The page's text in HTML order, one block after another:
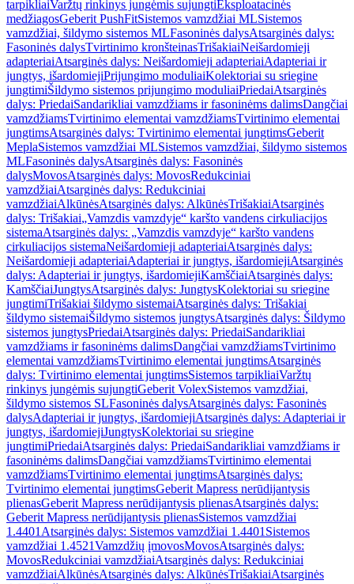
tarpikliaiVaržtų rinkinys jungėmis sujungtiEksploatacinės
medžiagosGeberit PushFitSistemos vamzdžiai MLSistemos
vamzdžiai, šildymo sistemos MLFasoninės dalysAtsarginės dalys:
Fasoninės dalysTvirtinimo kronšteinasTrišakiaiNeišardomieji
adapteriaiAtsarginės dalys: Neišardomieji adapteriaiAdapteriai ir
jungtys, išardomiejiPrijungimo moduliaiKolektoriai su sriegine
jungtimiŠildymo sistemos prijungimo moduliaiPriedaiAtsarginės
dalys: PriedaiSandarikliai vamzdžiams ir fasoninėms dalimsDangčiai
vamzdžiamsTvirtinimo elementai vamzdžiamsTvirtinimo elementai
jungtimsAtsarginės dalys: Tvirtinimo elementai jungtimsGeberit
MeplaSistemos vamzdžiai MLSistemos vamzdžiai, šildymo sistemos
MLFasoninės dalysAtsarginės dalys: Fasoninės
dalysMovosAtsarginės dalys: MovosRedukciniai
vamzdžiaiAtsarginės dalys: Redukciniai
vamzdžiaiAlkūnėsAtsarginės dalys: AlkūnėsTrišakiaiAtsarginės
dalys: Trišakiai„Vamzdis vamzdyje“ karšto vandens cirkuliacijos
sistemaAtsarginės dalys: „Vamzdis vamzdyje“ karšto vandens
cirkuliacijos sistemaNeišardomieji adapteriaiAtsarginės dalys:
Neišardomieji adapteriaiAdapteriai ir jungtys, išardomiejiAtsarginės
dalys: Adapteriai ir jungtys, išardomiejiKamščiaiAtsarginės dalys:
KamščiaiJungtysAtsarginės dalys: JungtysKolektoriai su sriegine
jungtimiTrišakiai šildymo sistemaiAtsarginės dalys: Trišakiai
šildymo sistemaiŠildymo sistemos jungtysAtsarginės dalys: Šildymo
sistemos jungtysPriedaiAtsarginės dalys: PriedaiSandarikliai
vamzdžiams ir fasoninėms dalimsDangčiai vamzdžiamsTvirtinimo
elementai vamzdžiamsTvirtinimo elementai jungtimsAtsarginės
dalys: Tvirtinimo elementai jungtimsSistemos tarpikliaiVaržtų
rinkinys jungėmis sujungtiGeberit VolexSistemos vamzdžiai,
šildymo sistemos SLFasoninės dalysAtsarginės dalys: Fasoninės
dalysAdapteriai ir jungtys, išardomiejiAtsarginės dalys: Adapteriai ir
jungtys, išardomiejiJungtysKolektoriai su sriegine
jungtimiPriedaiAtsarginės dalys: PriedaiSandarikliai vamzdžiams ir
fasoninėms dalimsDangčiai vamzdžiamsTvirtinimo elementai
vamzdžiamsTvirtinimo elementai jungtimsAtsarginės dalys:
Tvirtinimo elementai jungtimsGeberit Mapress nerūdijantysis
plienasGeberit Mapress nerūdijantysis plienasAtsarginės dalys:
Geberit Mapress nerūdijantysis plienasSistemos vamzdžiai
1.4401 Atsarginės dalys: Sistemos vamzdžiai 1.4401 Sistemos
vamzdžiai 1.4521Vamzdžių įmovosMovosAtsarginės dalys:
MovosRedukciniai vamzdžiaiAtsarginės dalys: Redukciniai
vamzdžiaiAlkūnėsAtsarginės dalys: AlkūnėsTrišakiaiAtsarginės